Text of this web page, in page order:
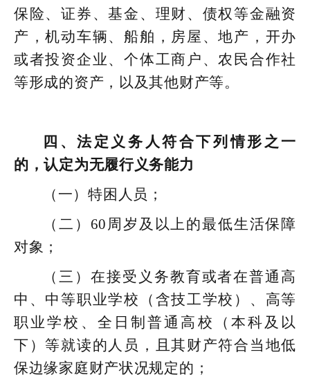
保险、证券、基金、理财、债权等金融资
产，机动车辆、船舶，房屋、地产，开办
或者投资企业、个体工商户、农民合作社
等形成的资产，以及其他财产等。
四、法定义务人符合下列情形之一
的，认定为无履行义务能力
（一）特困人员；
（二）60周岁及以上的最低生活保障
对象；
（三）在接受义务教育或者在普通高
中、中等职业学校（含技工学校）、高等
职业学校、全日制普通高校（本科及以
下）等就读的人员，且其财产符合当地低
保边缘家庭财产状况规定的；